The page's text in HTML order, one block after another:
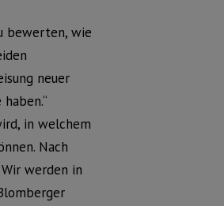
bewerten, wie
neuer
in welchem
Nach
werden in